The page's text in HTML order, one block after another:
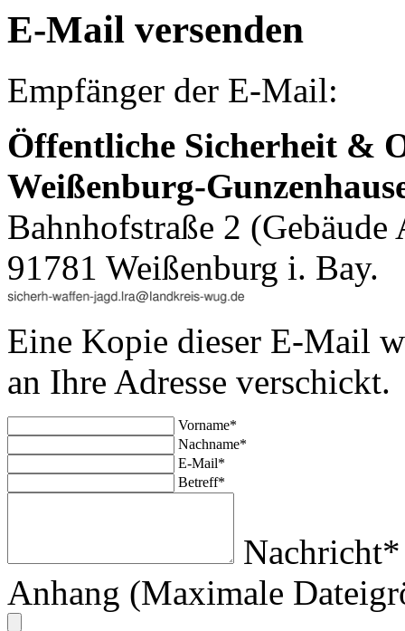
E-Mail versenden
Empfänger der E-Mail:
Öffentliche Sicherheit &
Weißenburg-
Bahnhofstraße 2 (Gebäude
91781 Weißenburg i. Bay.
Eine Kopie dieser E-Mail
an Ihre Adresse verschickt.
Vorname*
Nachname*
E-Mail*
Betreff*
Nachricht*
Anhang (Maximale